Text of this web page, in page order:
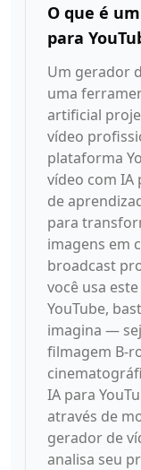
O que é
para
Um gerador
uma
artificial
vídeo
plataforma
vídeo com IA
de
para
imagens em
broadcast
você usa
YouTube,
imagina —
filmagem B-
IA para
através de
gerador de
analisa seu